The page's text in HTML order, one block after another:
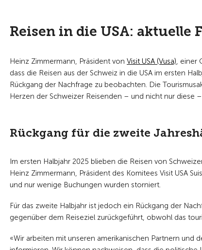
Reisen in die USA: aktuelle
Heinz Zimmermann, Präsident von Visit USA (Vusa), einer
dass die Reisen aus der Schweiz in die USA im ersten
Rückgang der Nachfrage zu beobachten. Die
Herzen der Schweizer Reisenden – und nicht nur diese
Rückgang für die zweite
Im ersten Halbjahr 2025 blieben die Reisen von
Heinz Zimmermann, Präsident des Komitees Visit USA
und nur wenige Buchungen wurden storniert.
Für das zweite Halbjahr ist jedoch ein Rückgang der
gegenüber dem Reiseziel zurückgeführt, obwohl das
«Wir arbeiten mit unseren amerikanischen Partnern und